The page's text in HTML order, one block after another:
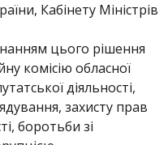
Кабінету Міністрів
цього рішення
комісію обласної
діяльності,
захисту прав
боротьби зі